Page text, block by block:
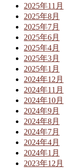
2025年11月
2025年8月
2025年7月
2025年6月
2025年4月
2025年3月
2025年1月
2024年12月
2024年11月
2024年10月
2024年9月
2024年8月
2024年7月
2024年4月
2024年1月
2023年12月